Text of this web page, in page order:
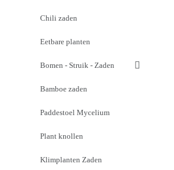
Chili zaden
Eetbare planten
Bomen - Struik - Zaden
Bamboe zaden
Paddestoel Mycelium
Plant knollen
Klimplanten Zaden